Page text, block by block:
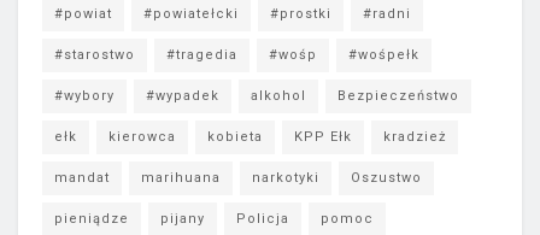
#powiat #powiatełcki #prostki #radni
#starostwo #tragedia #wośp #wośpełk
#wybory #wypadek alkohol Bezpieczeństwo
ełk kierowca kobieta KPP Ełk kradzież
mandat marihuana narkotyki Oszustwo
pieniądze pijany Policja pomoc